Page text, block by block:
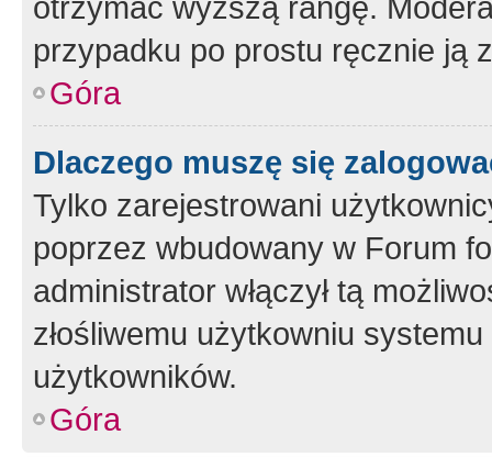
przypadku po prostu ręcznie ją
Góra
Dlaczego muszę się
Tylko zarejestrowani
poprzez wbudowany w Forum
administrator włączył tą
złośliwemu użytkowniu
użytkowników.
Góra